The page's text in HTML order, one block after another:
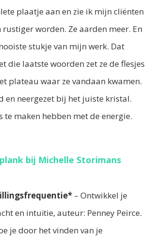
plaatje aan en zie ik mijn cliënten
rustiger worden. Ze aarden meer. En
stukje van mijn werk. Dat
die laatste woorden zet ze de flesjes
plateau waar ze vandaan kwamen.
en neergezet bij het juiste kristal.
te maken hebben met de energie.
bij Michelle Storimans
– Ontwikkel je
en intuïtie, auteur: Penney Peirce.
je door het vinden van je